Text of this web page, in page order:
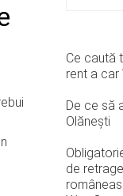
Ce caută
rent a car
De ce să
Olănești
de